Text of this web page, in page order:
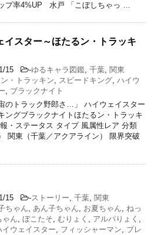
プ率4%UP 水戸 「こぼしちゃっ …
イスター～ほたるン・トラッキ
15 -ゆるキャラ図鑑, 千葉, 関東
・トラッキン, スピードキング, ハイウ
, ブラックナイト
のトラック野郎さ…」 ハイウェイスター
ングブラックナイトほたるン・トラッキ
・ステータス タイプ 風属性レア 分類
関東（千葉／アクアライン） 限界突破
15 -ストーリー, 千葉, 関東
ちゃん, あん子ちゃん, お夏ちゃん, ねっ
ゃん, ぼこたそ, むりょく , アルパりょく ,
イウェイスター, フィッシャーマン, プレ